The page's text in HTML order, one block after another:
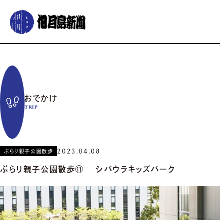
グルメ おでかけ 暮らす
佃月島新聞の紹介
お知らせ
ぶらり親子公園散歩 2023.04.08
ぶらり親子公園散歩⑪ シバウラキッズパーク
おでかけ
TRIP